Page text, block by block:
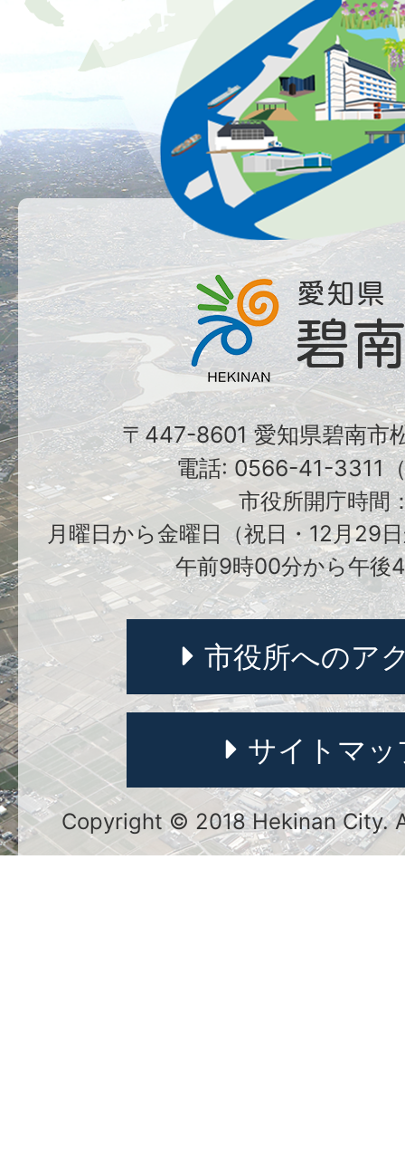
〒447-8601 愛知県碧南市
電話: 0566-41-3311
市役所開庁時間
月曜日から金曜日（祝日・12月29
午前9時00分から午後
市役所へのア
サイトマッ
Copyright © 2018 Hekinan City.